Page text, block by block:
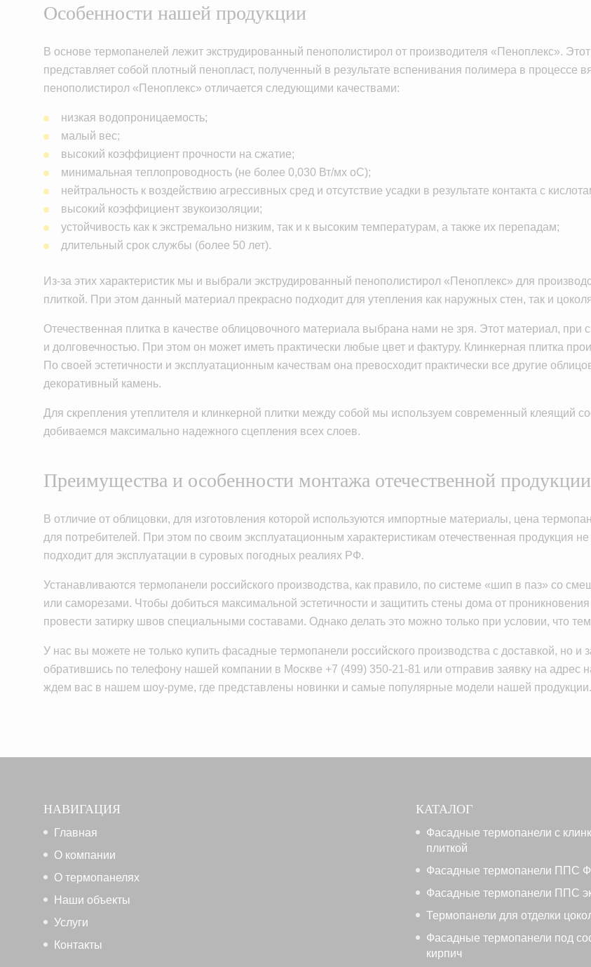
Особенности нашей продукции
В основе термопанелей лежит экструдированный пенополистирол от производителя «Пеноплекс».
представляет собой плотный пенопласт, полученный в результате вспенивания полимера в процессе
пенополистирол «Пеноплекс» отличается следующими качествами:
низкая водопроницаемость;
малый вес;
высокий коэффициент прочности на сжатие;
минимальная теплопроводность (не более 0,030 Вт/мх оС);
нейтральность к воздействию агрессивных сред и отсутствие усадки в результате контакта с
высокий коэффициент звукоизоляции;
устойчивость как к экстремально низким, так и к высоким температурам, а также их перепадам;
длительный срок службы (более 50 лет).
Из-за этих характеристик мы и выбрали экструдированный пенополистирол «Пеноплекс» для
плиткой. При этом данный материал прекрасно подходит для утепления как наружных стен, так и
Отечественная плитка в качестве облицовочного материала выбрана нами не зря. Этот материал,
и долговечностью. При этом он может иметь практически любые цвет и фактуру. Клинкерная плитка
По своей эстетичности и эксплуатационным качествам она превосходит практически все другие
декоративный камень.
Для скрепления утеплителя и клинкерной плитки между собой мы используем современный клеящий
добиваемся максимально надежного сцепления всех слоев.
Преимущества и особенности монтажа отечественной продукции
В отличие от облицовки, для изготовления которой используются импортные материалы, цена
для потребителей. При этом по своим эксплуатационным характеристикам отечественная продукция
подходит для эксплуатации в суровых погодных реалиях РФ.
Устанавливаются термопанели российского производства, как правило, по системе «шип в паз» со
или саморезами. Чтобы добиться максимальной эстетичности и защитить стены дома от
провести затирку швов специальными составами. Однако делать это можно только при условии, что
У нас вы можете не только купить фасадные термопанели российского производства с доставкой, но и
обратившись по телефону нашей компании в Москве +7 (499) 350-21-81 или отправив заявку на адрес
ждем вас в нашем шоу-руме, где представлены новинки и самые популярные модели нашей продукции.
НАВИГАЦИЯ
Главная
О компании
О термопанелях
Наши объекты
Услуги
Контакты
КАТАЛОГ
Фасадные термопанели с
плиткой
Фасадные термопанели ППС
Фасадные термопанели ППС
Термопанели для отделки
Фасадные термопанели под
кирпич